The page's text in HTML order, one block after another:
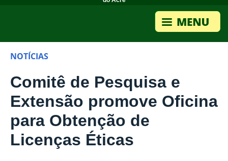
NOTÍCIAS
Comitê de Pesquisa e
Extensão promove Oficina
para Obtenção de
Licenças Éticas